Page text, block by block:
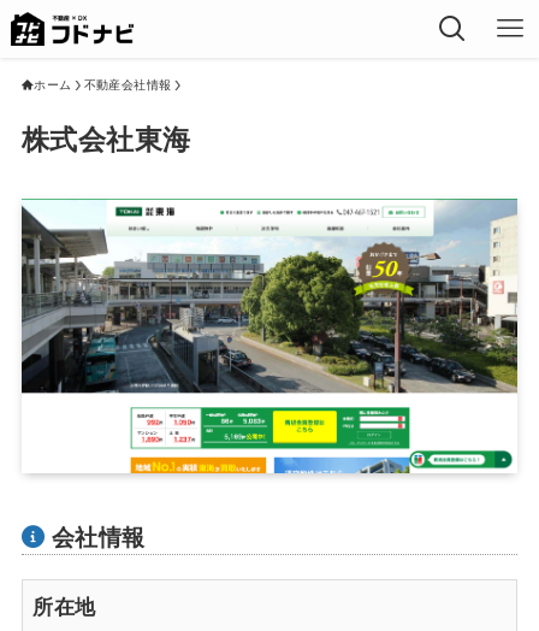
ホーム 不動産会社情報
株式会社東海
会社情報
所在地